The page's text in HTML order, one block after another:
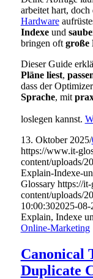
arbeitet hart, doch
Hardware
Indexeund
bringen oft große
Dieser Guide
Pläne liest,
dass der
Sprache, mit
loslegen kannst.
13. Oktober 2025/
https://www.it-
content/uploads/
Explain-Indexe-
Glossary https://
content/uploads/
10:00:302025-08-
Explain, Indexe
Online-Marketing
Canonical
Duplicate